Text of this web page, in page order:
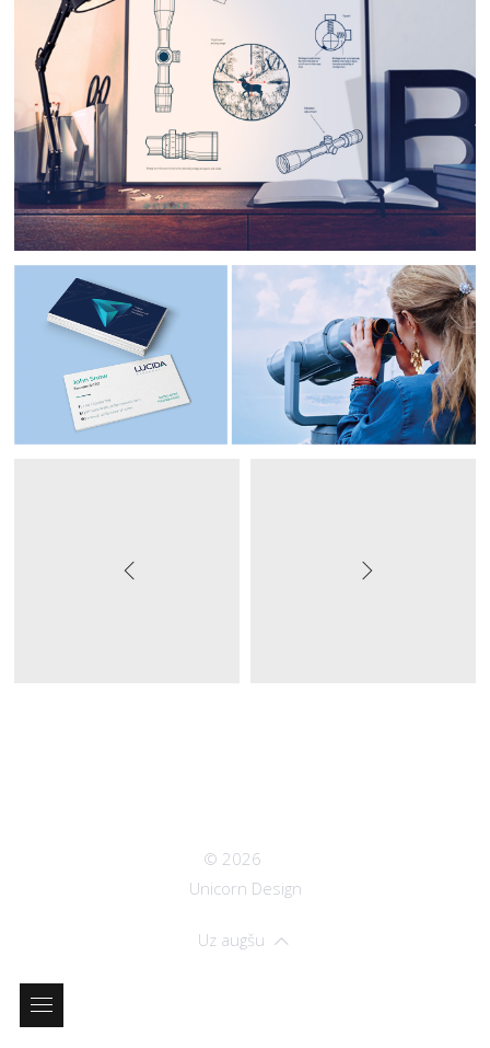
© 2026
Unicorn Design
Uz augšu